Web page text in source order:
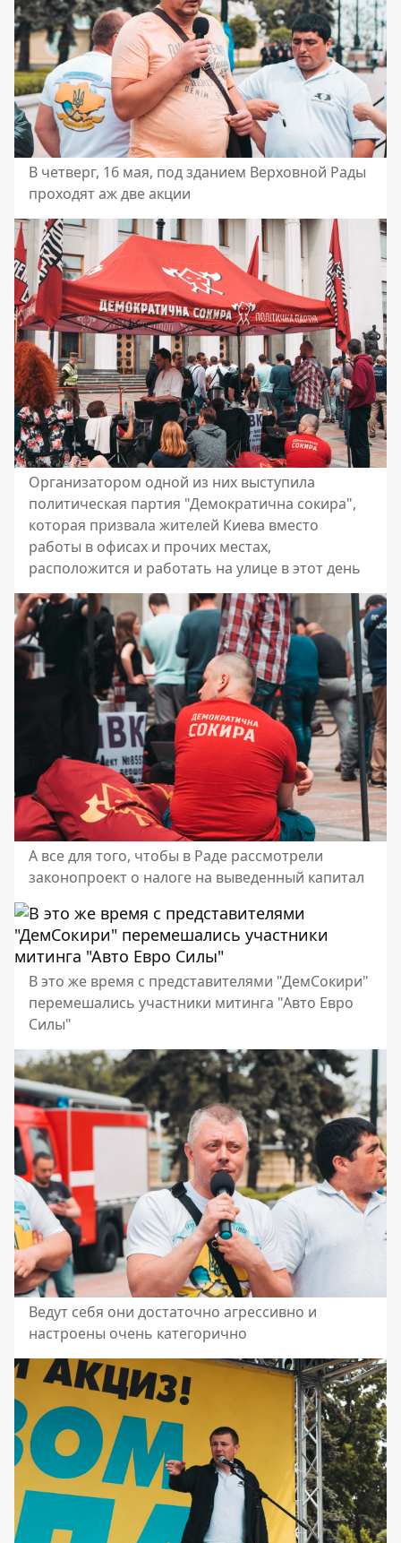
В четверг, 16 мая, под зданием Верховной Рады
проходят аж две акции
Организатором одной из них выступила
политическая партия "Демократична сокира",
которая призвала жителей Киева вместо
работы в офисах и прочих местах,
расположится и работать на улице в этот день
А все для того, чтобы в Раде рассмотрели
законопроект о налоге на выведенный капитал
В это же время с представителями "ДемСокири"
перемешались участники митинга "Авто Евро
Силы"
Ведут себя они достаточно агрессивно и
настроены очень категорично